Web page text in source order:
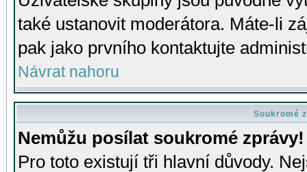
také ustanovit moderátora. Máte-li
pak jako prvního kontaktujte
Návrat nahoru
Soukromé
Nemůžu posílat soukromé zprávy!
Pro toto existují tři hlavní důvody.